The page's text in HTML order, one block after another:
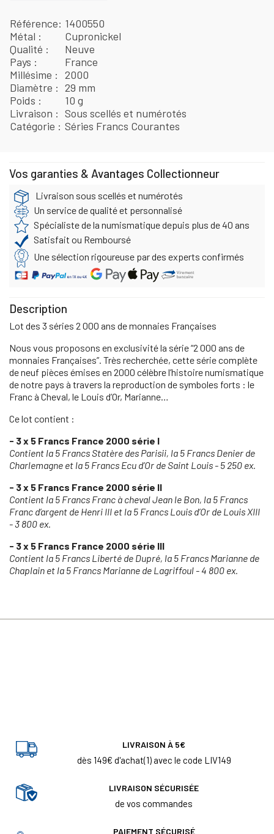
Référence 1400550
Métal
Cupronickel
Qualité
Neuve
Pays
France
Millésime
2000
Diamètre
29 mm
Poids
10 g
Livraison
Sous scellés et numérotés
Catégorie
Séries Francs Courantes
Vos garanties & Avantages Collectionneur
Livraison sous scellés et numérotés
Un service de qualité et personnalisé
Spécialiste de la numismatique depuis plus de 40 ans
Satisfait ou Remboursé
Une sélection rigoureuse par des experts confirmés
Description
Lot des 3 séries 2 000 ans de monnaies Françaises
Nous vous proposons en exclusivité la série “2 000 ans de
monnaies Françaises”. Très recherchée, cette série complète
de neuf pièces émises en 2000 célèbre l’histoire numismatique
de notre pays à travers la reproduction de symboles forts : le
Franc à Cheval, le Louis d’Or, Marianne…
Ce lot contient :
- 3 x 5 Francs France 2000 série I
Contient la 5 Francs Statère des Parisii, la 5 Francs Denier de
Charlemagne et la 5 Francs Ecu d’Or de Saint Louis - 5 250 ex.
- 3 x 5 Francs France 2000 série II
Contient la 5 Francs Franc à cheval Jean le Bon, la 5 Francs
Franc d’argent de Henri III et la 5 Francs Louis d’Or de Louis XIII
- 3 800 ex.
- 3 x 5 Francs France 2000 série III
Contient la 5 Francs Liberté de Dupré, la 5 Francs Marianne de
Chaplain et la 5 Francs Marianne de Lagriffoul - 4 800 ex.
LIVRAISON À 5€
dès 149€ d'achat(1) avec le code LIV149
LIVRAISON SÉCURISÉE
de vos commandes
PAIEMENT SÉCURISÉ